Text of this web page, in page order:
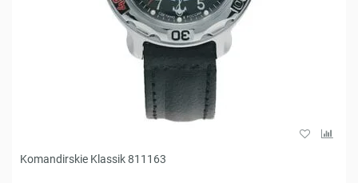
Komandirskie Klassik 811163